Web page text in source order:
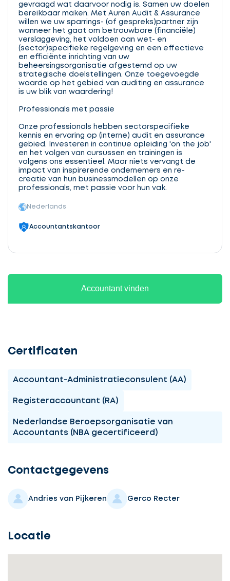
gevraagd wat daarvoor nodig is. Samen uw doelen
bereikbaar maken. Met Auren Audit & Assurance
willen we uw sparrings- (of gespreks)partner zijn
wanneer het gaat om betrouwbare (financiële)
verslaggeving, het voldoen aan wet- en
(sector)specifieke regelgeving en een effectieve
en efficiënte inrichting van uw
beheersingsorganisatie afgestemd op uw
strategische doelstellingen. Onze toegevoegde
waarde op het gebied van auditing en assurance
is uw blik van waardering!
Professionals met passie
Onze professionals hebben sectorspecifieke
kennis en ervaring op (interne) audit en assurance
gebied. Investeren in continue opleiding 'on the job'
en het volgen van cursussen en trainingen is
volgens ons essentieel. Maar niets vervangt de
impact van inspirerende ondernemers en re-
creatie van hun businessmodellen op onze
professionals, met passie voor hun vak.
Nederlands
Accountantskantoor
Accountant vinden
Certificaten
Accountant-Administratieconsulent (AA)
Registeraccountant (RA)
Nederlandse Beroepsorganisatie van
Accountants (NBA gecertificeerd)
Contactgegevens
Andries van Pijkeren Gerco Recter
Locatie
Ontvang
3
Selecteer